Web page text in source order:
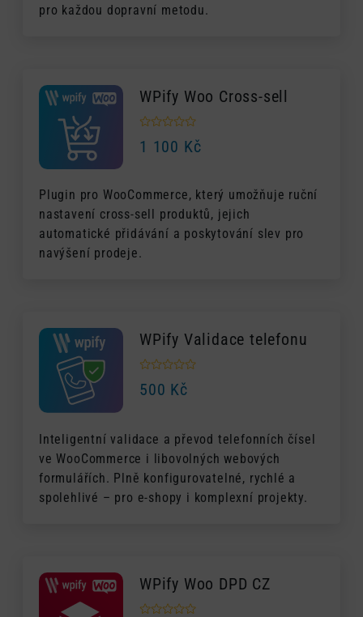
pro každou dopravní metodu.
WPify Woo Cross-sell
1 100 Kč
Plugin pro WooCommerce, který umožňuje ruční
nastavení cross-sell produktů, jejich
automatické přidávání a poskytování slev pro
navýšení prodeje.
WPify Validace telefonu
500 Kč
Inteligentní validace a převod telefonních čísel
ve WooCommerce i libovolných webových
formulářích. Plně konfigurovatelné, rychlé a
spolehlivé – pro e-shopy i komplexní projekty.
WPify Woo DPD CZ